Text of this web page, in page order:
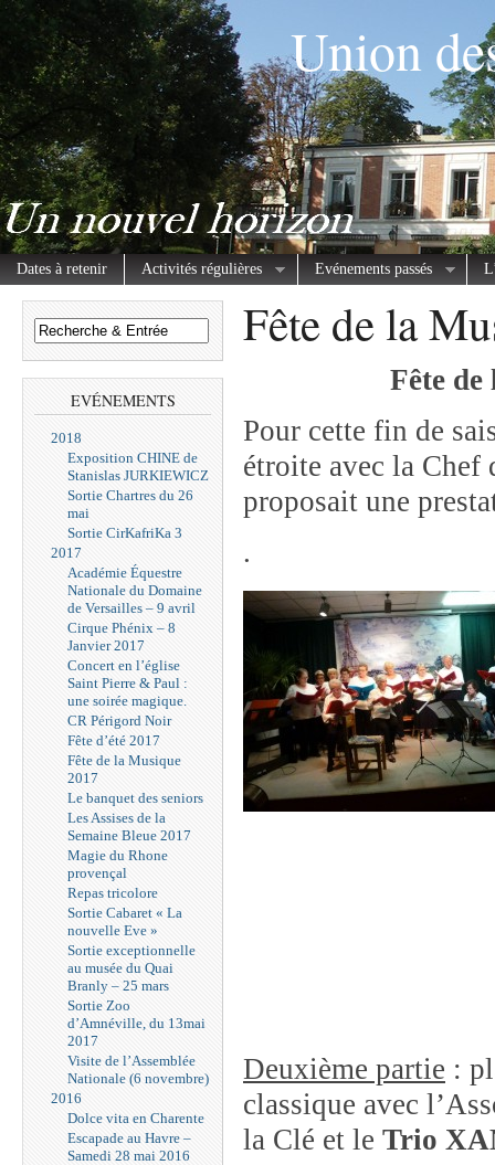
Union
Dates à retenir Activités régulières Evénements passés
EVÉNEMENTS
2018
Exposition CHINE de
Stanislas JURKIEWICZ
Sortie Chartres du 26
mai
Sortie CirKafriKa 3
2017
Académie Équestre
Nationale du Domaine
de Versailles – 9 avril
Cirque Phénix – 8
Janvier 2017
Concert en l’église
Saint Pierre & Paul :
une soirée magique.
CR Périgord Noir
Fête d’été 2017
Fête de la Musique
2017
Le banquet des seniors
Les Assises de la
Semaine Bleue 2017
Magie du Rhone
provençal
Repas tricolore
Sortie Cabaret « La
nouvelle Eve »
Sortie exceptionnelle
au musée du Quai
Branly – 25 mars
Sortie Zoo
d’Amnéville, du 13mai
2017
Visite de l’Assemblée
Nationale (6 novembre)
2016
Dolce vita en Charente
Escapade au Havre –
Samedi 28 mai 2016
Fête de la
Fête
Pour cette fin de
étroite avec la
proposait une
.
Deuxième partie :
classique avec
la Clé et le Trio